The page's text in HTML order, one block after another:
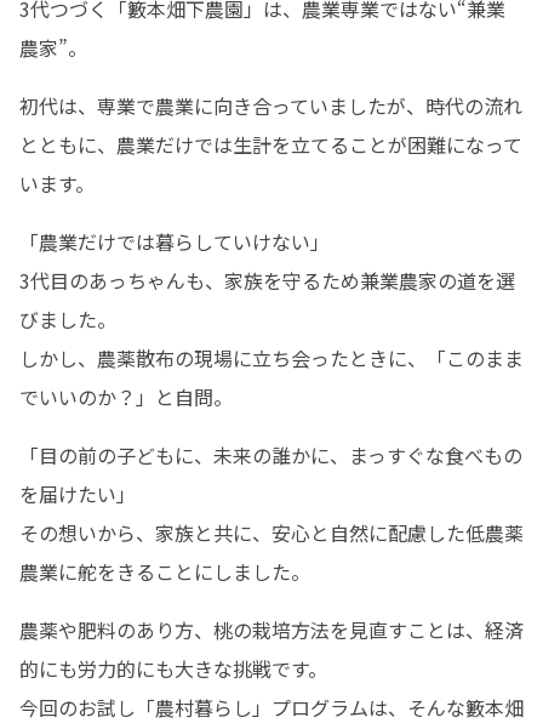
3代つづく「籔本畑下農園」は、農業専業ではない“兼業
農家”。
初代は、専業で農業に向き合っていましたが、時代の流れ
とともに、農業だけでは生計を立てることが困難になって
います。
「農業だけでは暮らしていけない」
3代目のあっちゃんも、家族を守るため兼業農家の道を選
びました。
しかし、農薬散布の現場に立ち会ったときに、「このまま
でいいのか？」と自問。
「目の前の子どもに、未来の誰かに、まっすぐな食べもの
を届けたい」
その想いから、家族と共に、安心と自然に配慮した低農薬
農業に舵をきることにしました。
農薬や肥料のあり方、桃の栽培方法を見直すことは、経済
的にも労力的にも大きな挑戦です。
今回のお試し「農村暮らし」プログラムは、そんな籔本畑